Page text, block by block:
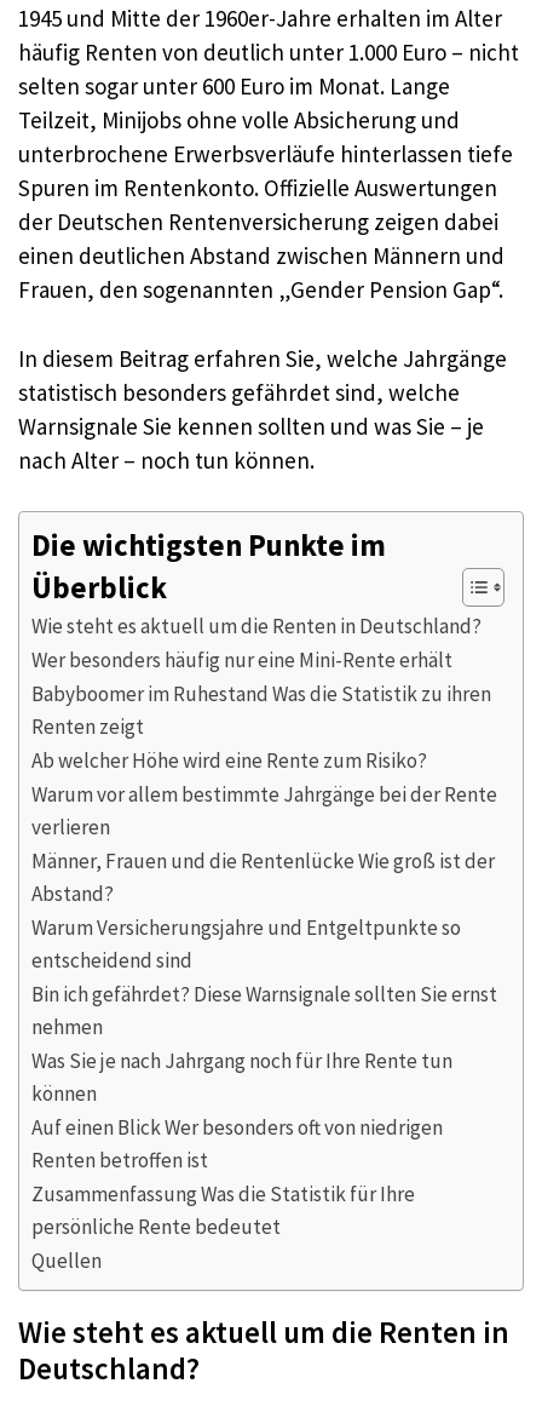
1945 und Mitte der 1960er-Jahre erhalten im Alter
häufig Renten von deutlich unter 1.000 Euro – nicht
selten sogar unter 600 Euro im Monat. Lange
Teilzeit, Minijobs ohne volle Absicherung und
unterbrochene Erwerbsverläufe hinterlassen tiefe
Spuren im Rentenkonto. Offizielle Auswertungen
der Deutschen Rentenversicherung zeigen dabei
einen deutlichen Abstand zwischen Männern und
Frauen, den sogenannten „Gender Pension Gap“.
In diesem Beitrag erfahren Sie, welche Jahrgänge
statistisch besonders gefährdet sind, welche
Warnsignale Sie kennen sollten und was Sie – je
nach Alter – noch tun können.
Die wichtigsten Punkte im
Überblick
Wie steht es aktuell um die Renten in Deutschland?
Wer besonders häufig nur eine Mini-Rente erhält
Babyboomer im Ruhestand Was die Statistik zu ihren
Renten zeigt
Ab welcher Höhe wird eine Rente zum Risiko?
Warum vor allem bestimmte Jahrgänge bei der Rente
verlieren
Männer, Frauen und die Rentenlücke Wie groß ist der
Abstand?
Warum Versicherungsjahre und Entgeltpunkte so
entscheidend sind
Bin ich gefährdet? Diese Warnsignale sollten Sie ernst
nehmen
Was Sie je nach Jahrgang noch für Ihre Rente tun
können
Auf einen Blick Wer besonders oft von niedrigen
Renten betroffen ist
Zusammenfassung Was die Statistik für Ihre
persönliche Rente bedeutet
Quellen
Wie steht es aktuell um die Renten in
Deutschland?